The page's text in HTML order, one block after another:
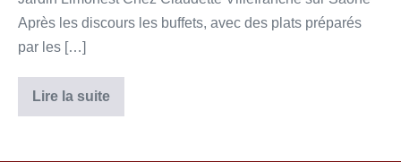
Après les discours les buffets, avec des plats préparés
par les […]
Lire la suite